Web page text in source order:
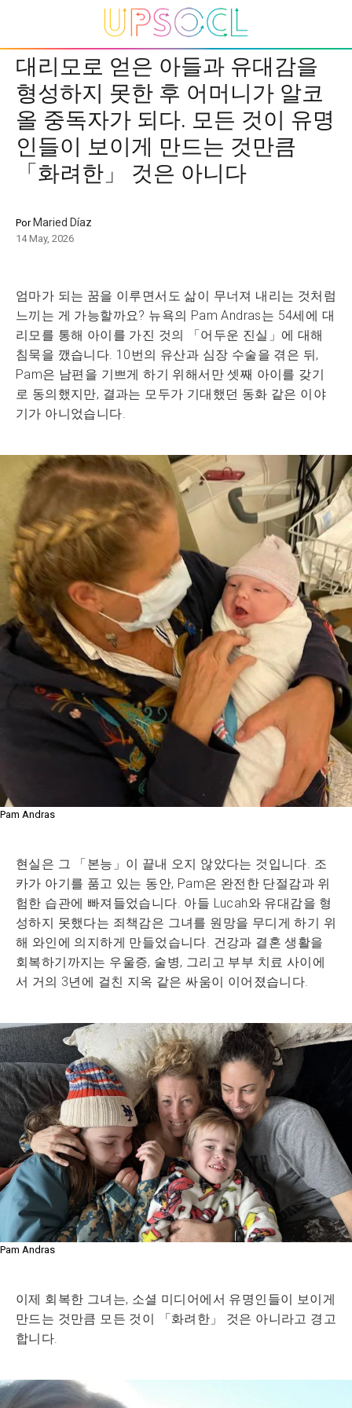
대리모로 얻은 아들과 유대감을
형성하지 못한 후 어머니가 알코
올 중독자가 되다. 모든 것이 유명
인들이 보이게 만드는 것만큼
「화려한」 것은 아니다
Por Maried Díaz
14 May, 2026
엄마가 되는 꿈을 이루면서도 삶이 무너져 내리는 것처럼
느끼는 게 가능할까요? 뉴욕의 Pam Andras는 54세에 대
리모를 통해 아이를 가진 것의 「어두운 진실」에 대해
침묵을 깼습니다. 10번의 유산과 심장 수술을 겪은 뒤,
Pam은 남편을 기쁘게 하기 위해서만 셋째 아이를 갖기
로 동의했지만, 결과는 모두가 기대했던 동화 같은 이야
기가 아니었습니다.
Pam Andras
현실은 그 「본능」이 끝내 오지 않았다는 것입니다. 조
카가 아기를 품고 있는 동안, Pam은 완전한 단절감과 위
험한 습관에 빠져들었습니다. 아들 Lucah와 유대감을 형
성하지 못했다는 죄책감은 그녀를 원망을 무디게 하기 위
해 와인에 의지하게 만들었습니다. 건강과 결혼 생활을
회복하기까지는 우울증, 술병, 그리고 부부 치료 사이에
서 거의 3년에 걸친 지옥 같은 싸움이 이어졌습니다.
Pam Andras
이제 회복한 그녀는, 소셜 미디어에서 유명인들이 보이게
만드는 것만큼 모든 것이 「화려한」 것은 아니라고 경고
합니다.